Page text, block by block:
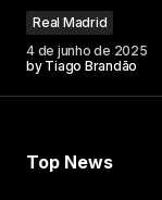
Real Madrid
4 de junho de 2025
by Tiago Brandão
Top News